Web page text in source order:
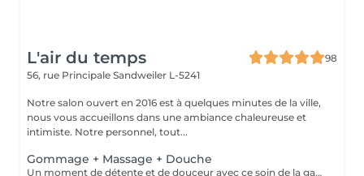
L'air du temps
98
56, rue Principale Sandweiler L-5241
Notre salon ouvert en 2016 est à quelques minutes de la ville,
nous vous accueillons dans une ambiance chaleureuse et
intimiste. Notre personnel, tout...
Gommage + Massage + Douche
Un moment de détente et de douceur avec ce soin de la gamme artisanale et ancestrale de la 'Sultane de Saba' qui vous fera voyager avec ses senteurs inégalables et vous laissera une peau toute douce grâce au gommage. Un gommage régulier: évite les poils incarnés et élimine les cellules mortes. Très recommandé avant l'exposition au soleil (bronzage durera plus longtemps) Avant un soin amincissant pour optimiser son résultat.